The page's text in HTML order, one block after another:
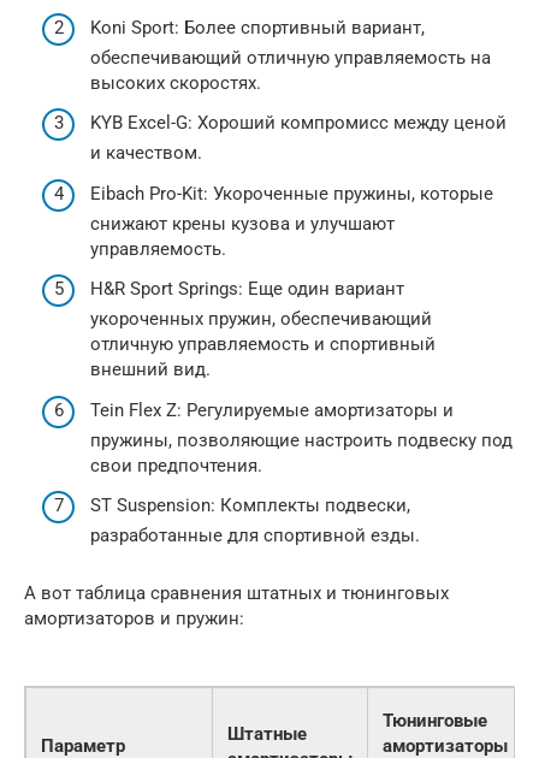
Koni Sport: Более спортивный вариант,
обеспечивающий отличную управляемость на
высоких скоростях.
KYB Excel-G: Хороший компромисс между ценой
и качеством.
Eibach Pro-Kit: Укороченные пружины, которые
снижают крены кузова и улучшают
управляемость.
H&R Sport Springs: Еще один вариант
укороченных пружин, обеспечивающий
отличную управляемость и спортивный
внешний вид.
Tein Flex Z: Регулируемые амортизаторы и
пружины, позволяющие настроить подвеску под
свои предпочтения.
ST Suspension: Комплекты подвески,
разработанные для спортивной езды.
А вот таблица сравнения штатных и тюнинговых
амортизаторов и пружин:
Параметр
Штатные
Тюнинговые
амортизаторы